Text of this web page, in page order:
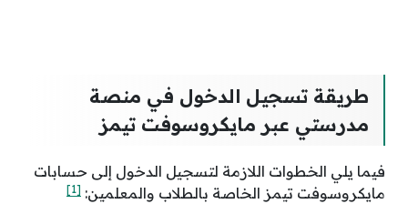
طريقة تسجيل الدخول في منصة
مدرستي عبر مايكروسوفت تيمز
فيما يلي الخطوات اللازمة لتسجيل الدخول إلى حسابات
مايكروسوفت تيمز الخاصة بالطلاب والمعلمين: [1]